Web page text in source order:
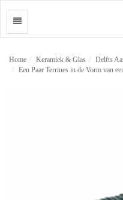
Home Keramiek & Glas
Delfts
Een Paar Terrines in de Vorm van